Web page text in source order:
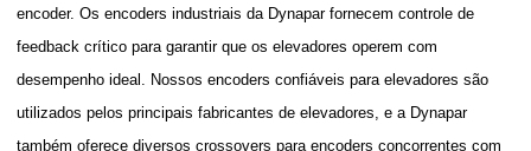
encoder. Os encoders industriais da Dynapar fornecem controle de
feedback crítico para garantir que os elevadores operem com
desempenho ideal. Nossos encoders confiáveis para elevadores são
utilizados pelos principais fabricantes de elevadores, e a Dynapar
também oferece diversos crossovers para encoders concorrentes com